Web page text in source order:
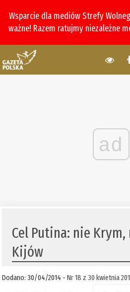
Wsparcie dla mediów Strefy
ważne! Razem ratujmy niezależne
ad
Cel Putina: nie
Kijów
Dodano: 30/04/2014 -Nr 18 z 30 kwietnia